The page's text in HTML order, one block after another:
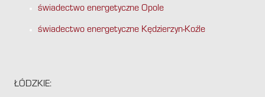
świadectwo energetyczne Opole
świadectwo energetyczne Kędzierzyn-Koźle
ŁÓDZKIE: